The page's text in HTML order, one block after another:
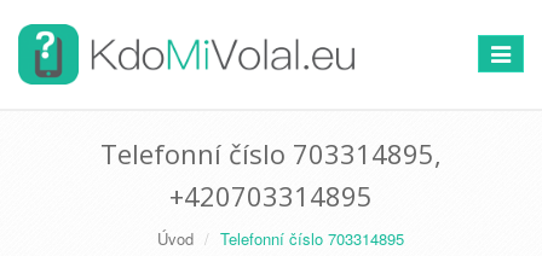
Telefonní číslo 703314895,
+420703314895
Úvod Telefonní číslo 703314895